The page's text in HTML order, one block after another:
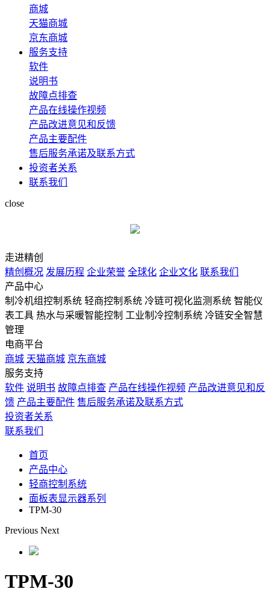
商城
天猫商城
京东商城
服务支持
软件
说明书
故障点排查
产品在线操作视频
产品改进意见和反馈
产品主要配件
售后服务承诺及联系方式
投资者关系
联系我们
close
走进精创
精创概况 发展历程 企业荣誉 全球化 企业文化 联系我们
产品中心
制冷机组控制系统 轻商控制系统 冷链可视化监测系统 智能仪
表工具 热水与采暖智能控制 工业制冷控制系统 冷链安全智慧
管理
电商平台
商城 天猫商城 京东商城
服务支持
软件 说明书 故障点排查 产品在线操作视频 产品改进意见和反
馈 产品主要配件 售后服务承诺及联系方式
投资者关系
联系我们
首页
产品中心
轻商控制系统
面板表显示器系列
TPM-30
Previous Next
TPM-30